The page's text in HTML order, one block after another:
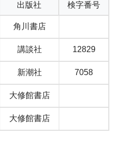
出版社 検字番号
角川書店
講談社 12829
新潮社 7058
大修館書店
大修館書店